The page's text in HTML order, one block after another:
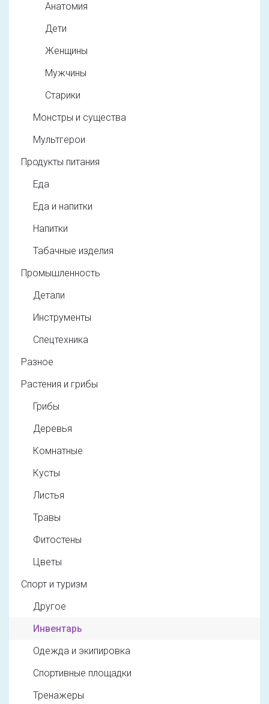
Анатомия
Дети
Женщины
Мужчины
Старики
Монстры и существа
Мультгерои
Продукты питания
Еда
Еда и напитки
Напитки
Табачные изделия
Промышленность
Детали
Инструменты
Спецтехника
Разное
Растения и грибы
Грибы
Деревья
Комнатные
Кусты
Листья
Травы
Фитостены
Цветы
Спорт и туризм
Другое
Инвентарь
Одежда и экипировка
Спортивные площадки
Тренажеры